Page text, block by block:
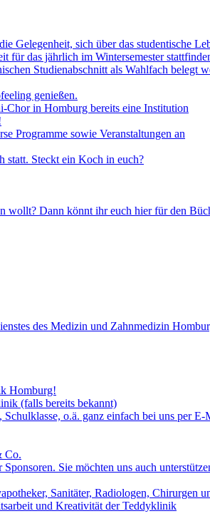
Gelegenheit, sich über das studentische
für das jährlich im Wintersemester
Studienabschnitt als Wahlfach belegt
genießen.
Chor in Homburg bereits eine Institution
Programme sowie Veranstaltungen an
statt. Steckt ein Koch in euch?
wollt? Dann könnt ihr euch hier für den
des Medizin und Zahnmedizin
Homburg!
(falls bereits bekannt)
o.ä. ganz einfach bei uns per E-
Co.
Sie möchten uns auch
Sanitäter, Radiologen, Chirurgen
und Kreativität der Teddyklinik